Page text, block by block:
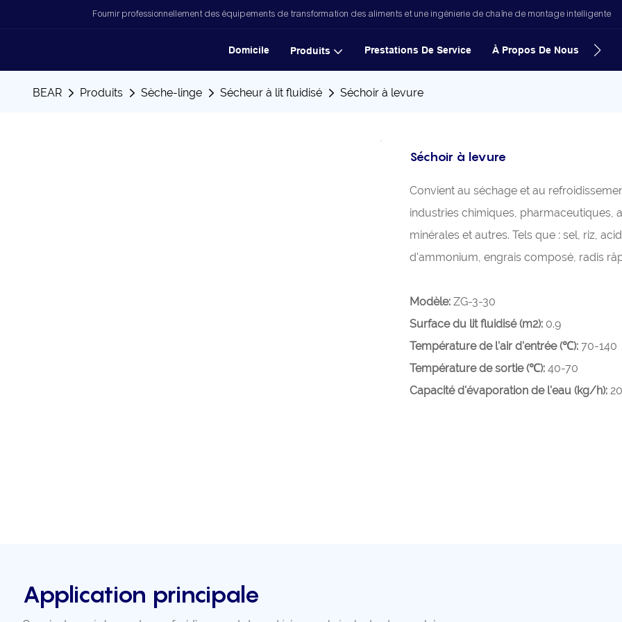
Fournir professionnellement des équipements de transformation des aliments et une ingénierie de chaîne de montage intelligente
Domicile Produits Prestations De Service À Propos De Nous
BEAR Produits Sèche-linge Sécheur à lit fluidisé Séchoir à levure
Séchoir à levure
Convient au séchage et au
industries chimiques, pharmaceutiques,
minérales et autres. Tels que : sel, riz,
d'ammonium, engrais composé, radis
Modèle:ZG-3-30
Surface du lit fluidisé (m2): 0.9
Température de l'air d'entrée (℃):70-140
Température de sortie (℃):40-70
Capacité d'évaporation de l'eau (kg/h):
Application principale